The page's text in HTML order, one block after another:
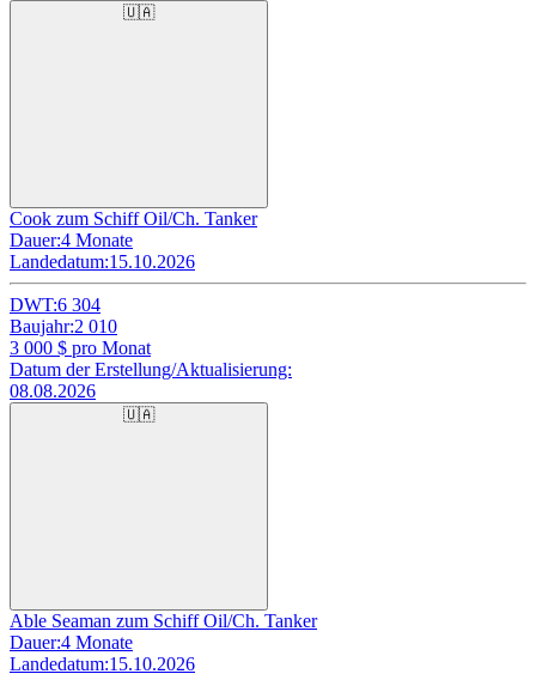
🇺🇦
Cook zum Schiff Oil/Ch. Tanker
Dauer:4 Monate
Landedatum:15.10.2026
DWT:6 304
Baujahr:2 010
3 000 $ pro Monat
Datum der Erstellung/Aktualisierung:
08.08.2026
🇺🇦
Able Seaman zum Schiff Oil/Ch. Tanker
Dauer:4 Monate
Landedatum:15.10.2026